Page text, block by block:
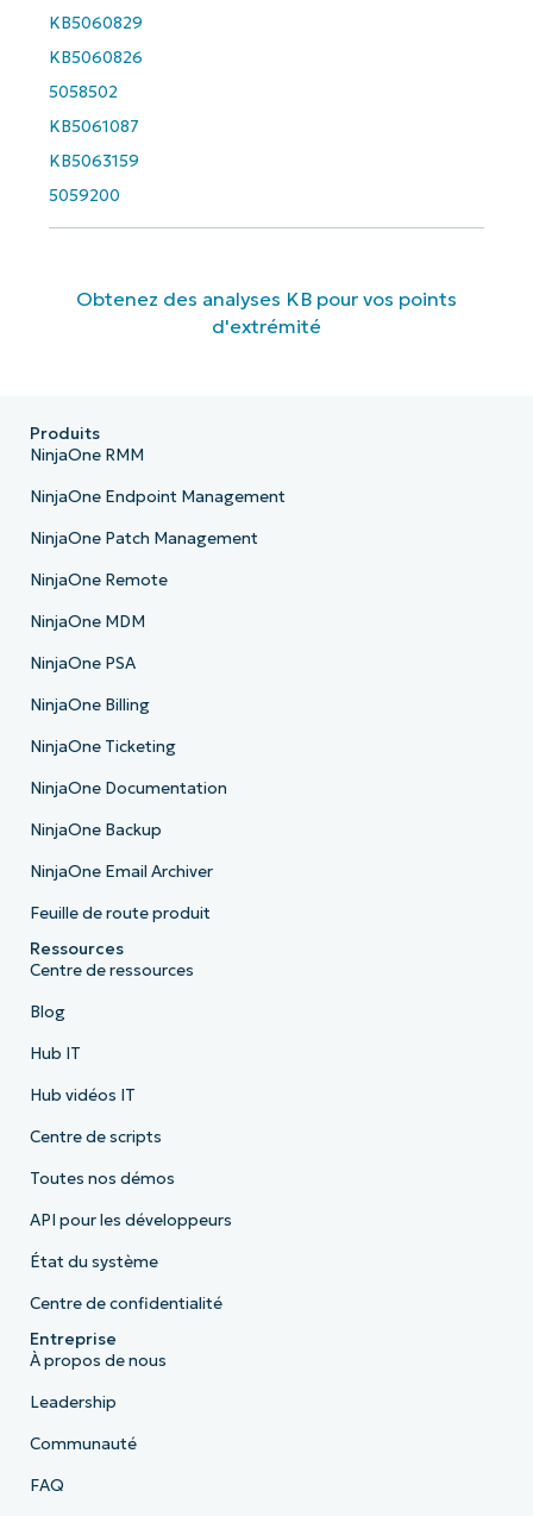
KB5060829
KB5060826
5058502
KB5061087
KB5063159
5059200
Obtenez des analyses KB pour vos points
d'extrémité
Produits
NinjaOne RMM
NinjaOne Endpoint Management
NinjaOne Patch Management
NinjaOne Remote
NinjaOne MDM
NinjaOne PSA
NinjaOne Billing
NinjaOne Ticketing
NinjaOne Documentation
NinjaOne Backup
NinjaOne Email Archiver
Feuille de route produit
Ressources
Centre de ressources
Blog
Hub IT
Hub vidéos IT
Centre de scripts
Toutes nos démos
API pour les développeurs
État du système
Centre de confidentialité
Entreprise
À propos de nous
Leadership
Communauté
FAQ